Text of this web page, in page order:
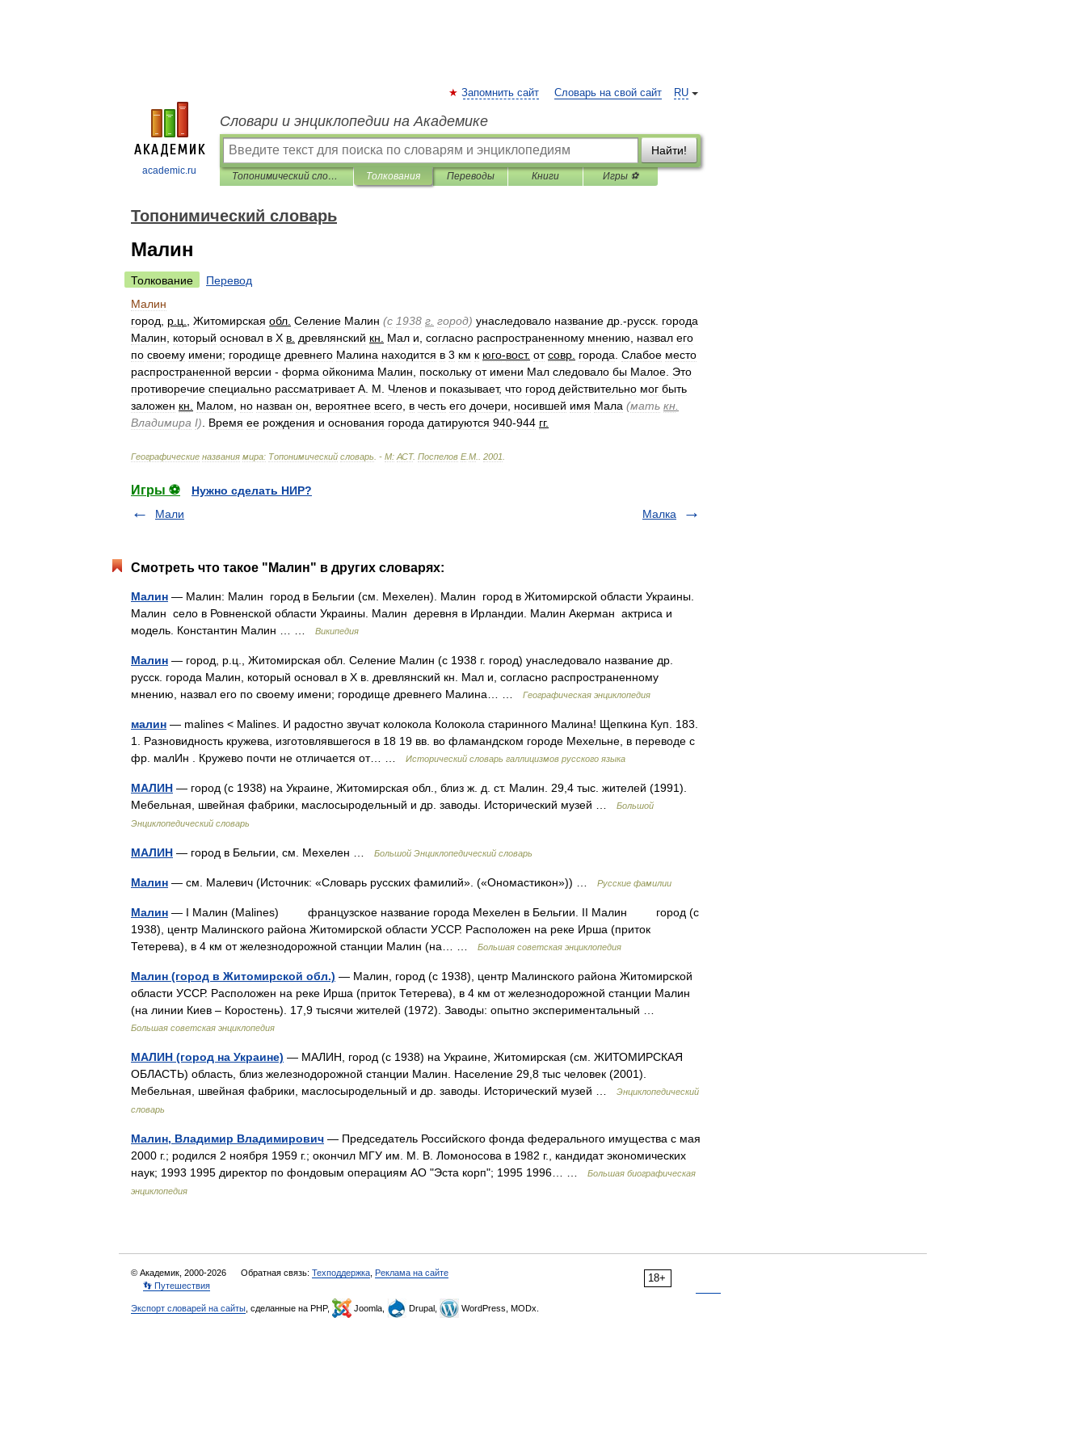
academic.ru
RU
Запомнить сайт Словарь на свой сайт
Словари и энциклопедии на Академике
Найти!
Топонимический словарь Толкования Переводы Книги Игры ⚽
Топонимический словарь
Малин
Толкование
Перевод
Малин
город
р ц Житомирская обл Селение Малин (с 1938 г город) унаследовало название др .-русск города
Малин
который основал в X в древлянский кн Мал и согласно распространенному мнению назвал его
по своему имени; городище древнего Малина находится в 3 км к юго-вост. от совр города Слабое место
распространенной версии - форма ойконима Малин поскольку от имени Мал следовало бы Малое Это
противоречие специально рассматривает А М Членов и показывает, что город действительно мог быть
заложен кн Малом но назван он вероятнее всего в честь его дочери носившей имя Мала (мать кн
Владимира I) Время ее рождения и основания города датируются 940-944 гг.
Географические названия мира: Топонимический словарь . - М: АСТ. Поспелов Е.М 2001
Игры ⚽
Нужно сделать НИР?
Мали
Малка
Смотреть что такое "Малин" в других словарях:
Малин — Малин: Малин город в Бельгии (см. Мехелен). Малин город в Житомирской области Украины.
Малин село в Ровненской области Украины. Малин деревня в Ирландии. Малин Акерман актриса и
модель. Константин Малин … …
Википедия
Малин — город, р.ц., Житомирская обл. Селение Малин (с 1938 г. город) унаследовало название др.
русск. города Малин, который основал в X в. древлянский кн. Мал и, согласно распространенному
мнению, назвал его по своему имени; городище древнего Малина… …
Географическая энциклопедия
малин — malines < Malines. И радостно звучат колокола Колокола старинного Малина! Щепкина Куп. 183.
1. Разновидность кружева, изготовлявшегося в 18 19 вв. во фламандском городе Мехельне, в переводе с
фр. малИн . Кружево почти не отличается от… …
Исторический словарь галлицизмов русского языка
МАЛИН — город (с 1938) на Украине, Житомирская обл., близ ж. д. ст. Малин. 29,4 тыс. жителей (1991).
Мебельная, швейная фабрики, маслосыродельный и др. заводы. Исторический музей …
Большой
Энциклопедический словарь
МАЛИН — город в Бельгии, см. Мехелен … Большой Энциклопедический словарь
Малин — см. Малевич (Источник: «Словарь русских фамилий». («Ономастикон»)) … Русские фамилии
Малин — I Малин (Malines) французское название города Мехелен в Бельгии. II Малин город (с
1938), центр Малинского района Житомирской области УССР. Расположен на реке Ирша (приток
Тетерева), в 4 км от железнодорожной станции Малин (на… …
Большая советская энциклопедия
Малин (город в Житомирской обл.) — Малин, город (с 1938), центр Малинского района Житомирской
области УССР. Расположен на реке Ирша (приток Тетерева), в 4 км от железнодорожной станции Малин
(на линии Киев ‒ Коростень). 17,9 тысячи жителей (1972). Заводы: опытно экспериментальный …
Большая советская энциклопедия
МАЛИН (город на Украине) — МАЛИН, город (с 1938) на Украине, Житомирская (см. ЖИТОМИРСКАЯ
ОБЛАСТЬ) область, близ железнодорожной станции Малин. Население 29,8 тыс человек (2001).
Мебельная, швейная фабрики, маслосыродельный и др. заводы. Исторический музей …
Энциклопедический
словарь
Малин, Владимир Владимирович — Председатель Российского фонда федерального имущества с мая
2000 г.; родился 2 ноября 1959 г.; окончил МГУ им. М. В. Ломоносова в 1982 г., кандидат экономических
наук; 1993 1995 директор по фондовым операциям АО "Эста корп"; 1995 1996… …
Большая биографическая
энциклопедия
18+
© Академик, 2000-2026 Обратная связь: Техподдержка Реклама на сайте
👣 Путешествия
Экспорт словарей на сайты , сделанные на PHP, Joomla, Drupal, WordPress, MODx.